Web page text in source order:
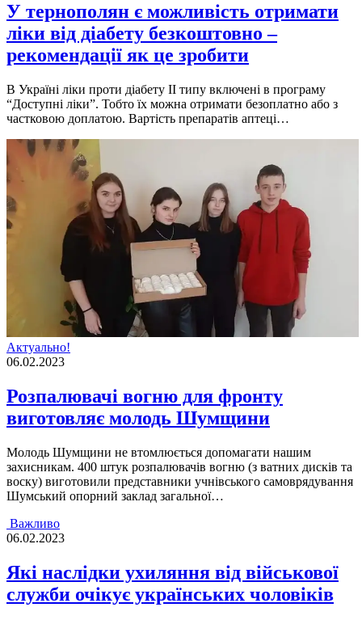
У тернополян є можливість отримати
ліки від діабету безкоштовно –
рекомендації як це зробити
В Україні ліки проти діабету ІІ типу включені в програму
“Доступні ліки”. Тобто їх можна отримати безоплатно або з
частковою доплатою. Вартість препаратів аптеці…
Актуально!
06.02.2023
Розпалювачі вогню для фронту
виготовляє молодь Шумщини
Молодь Шумщини не втомлюється допомагати нашим
захисникам. 400 штук розпалювачів вогню (з ватних дисків та
воску) виготовили представники учнівського самоврядування
Шумський опорний заклад загальної…
Важливо
06.02.2023
Які наслідки ухиляння від військової
служби очікує українських чоловіків